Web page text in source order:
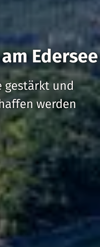
Edersee
gestärkt und
werden